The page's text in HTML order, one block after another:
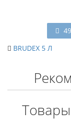
BRUDEX 5 Л